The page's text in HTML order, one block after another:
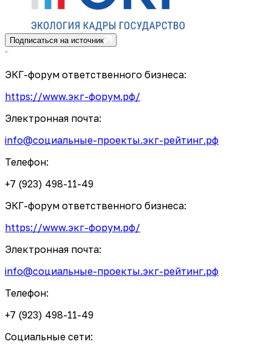
Подписаться на источник
ЭКГ-форум ответственного бизнеса:
https://www.экг-форум.рф/
Электронная почта:
info@социальные-проекты.экг-рейтинг.рф
Телефон:
+7 (923) 498-11-49
ЭКГ-форум ответственного бизнеса:
https://www.экг-форум.рф/
Электронная почта:
info@социальные-проекты.экг-рейтинг.рф
Телефон:
+7 (923) 498-11-49
Социальные сети: